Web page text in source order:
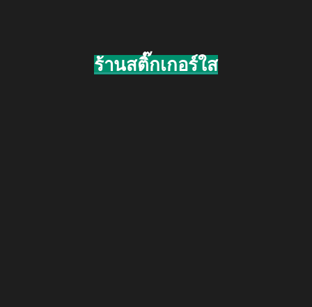
ร้านสติ๊กเกอร์ใส